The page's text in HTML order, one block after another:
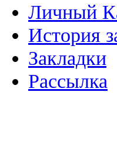
Личный
История
Закладки
Рассылка